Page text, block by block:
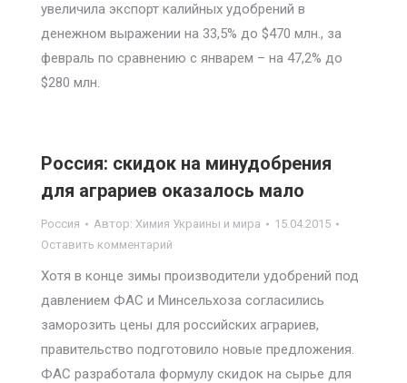
увеличила экспорт калийных удобрений в
денежном выражении на 33,5% до $470 млн., за
февраль по сравнению с январем – на 47,2% до
$280 млн.
Россия: скидок на минудобрения
для аграриев оказалось мало
Россия Автор: Химия Украины и мира
15.04.2015
Оставить комментарий
Хотя в конце зимы производители удобрений под
давлением ФАС и Минсельхоза согласились
заморозить цены для российских аграриев,
правительство подготовило новые предложения.
ФАС разработала формулу скидок на сырье для